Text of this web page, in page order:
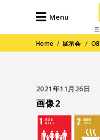
Menu
Home / 展示会 /
2021年11月26日
画像2